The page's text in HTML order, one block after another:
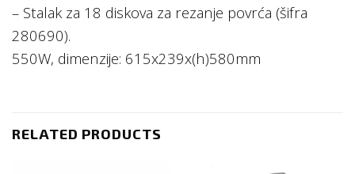
– Stalak za 18 diskova za rezanje povrća (šifra
280690).
550W, dimenzije: 615x239x(h)580mm
RELATED PRODUCTS